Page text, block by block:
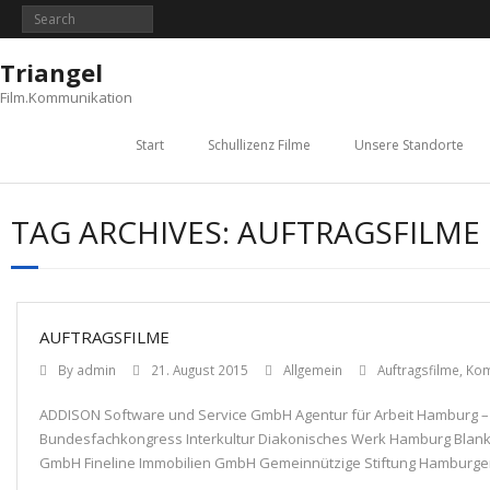
Triangel
Film.Kommunikation
Start Schullizenz Filme Unsere Standorte
TAG ARCHIVES: AUFTRAGSFILME
AUFTRAGSFILME
By admin 21. August 2015 Allgemein Auftragsfilme
ADDISON Software und Service GmbH Agentur für Arbeit
Bundesfachkongress Interkultur Diakonisches Werk Hamburg
GmbH Fineline Immobilien GmbH Gemeinnützige Stiftung